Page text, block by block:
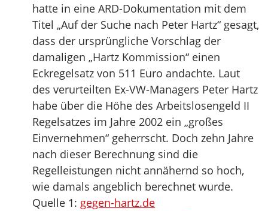
hatte in eine ARD-Dokumentation mit dem
Titel „Auf der Suche nach Peter Hartz“ gesagt,
dass der ursprüngliche Vorschlag der
damaligen „Hartz Kommission“ einen
Eckregelsatz von 511 Euro andachte. Laut
des verurteilten Ex-VW-Managers Peter Hartz
habe über die Höhe des Arbeitslosengeld II
Regelsatzes im Jahre 2002 ein „großes
Einvernehmen“ geherrscht. Doch zehn Jahre
nach dieser Berechnung sind die
Regelleistungen nicht annähernd so hoch,
wie damals angeblich berechnet wurde.
Quelle 1: gegen-hartz.de